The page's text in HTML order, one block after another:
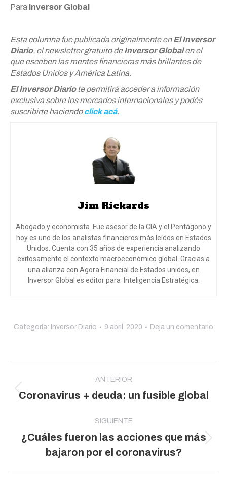
Para Inversor Global
Esta columna fue publicada originalmente enEl Inversor
Diario, el newsletter gratuito deInversor Globalen el
que escriben las mentes financieras más brillantes de
Estados Unidos y América Latina.
El Inversor Diariote permitirá acceder a información
exclusiva sobre los mercados internacionales y podés
suscribirte haciendoclick acá.
Jim Rickards
Abogado y economista. Fue asesor de la CIA y el Pentágono y
hoy es uno de los analistas financieros más leídos en Estados
Unidos. Cuenta con 35 años de experiencia analizando
exitosamente el contexto macroeconómico global. Gracias a
una alianza con Agora Financial de Estados unidos, en
Inversor Global es editor para Inteligencia Estratégica.
Categoría: Inversor Diario 9 abril, 2020 Deja un comentario
entre
publicaciones
ANTERIOR
Publicación
Coronavirus + deuda: un fusible global
SIGUIENTE
Publicación
siguiente:
¿Cuáles fueron las acciones que más
bajaron por el coronavirus?